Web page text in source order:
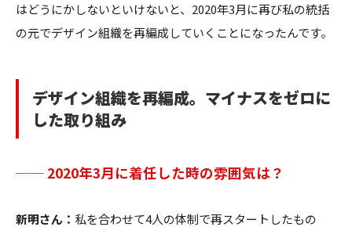
はどうにかしないといけないと、2020年3月に再び私の統括
の元でデザイン組織を再編成していくことになったんです。
デザイン組織を再編成。マイナスをゼロに
した取り組み
── 2020年3月に着任した時の雰囲気は？
新明さん： 私を合わせて4人の体制で再スタートしたもの